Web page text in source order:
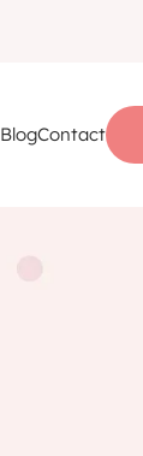
BlogContact